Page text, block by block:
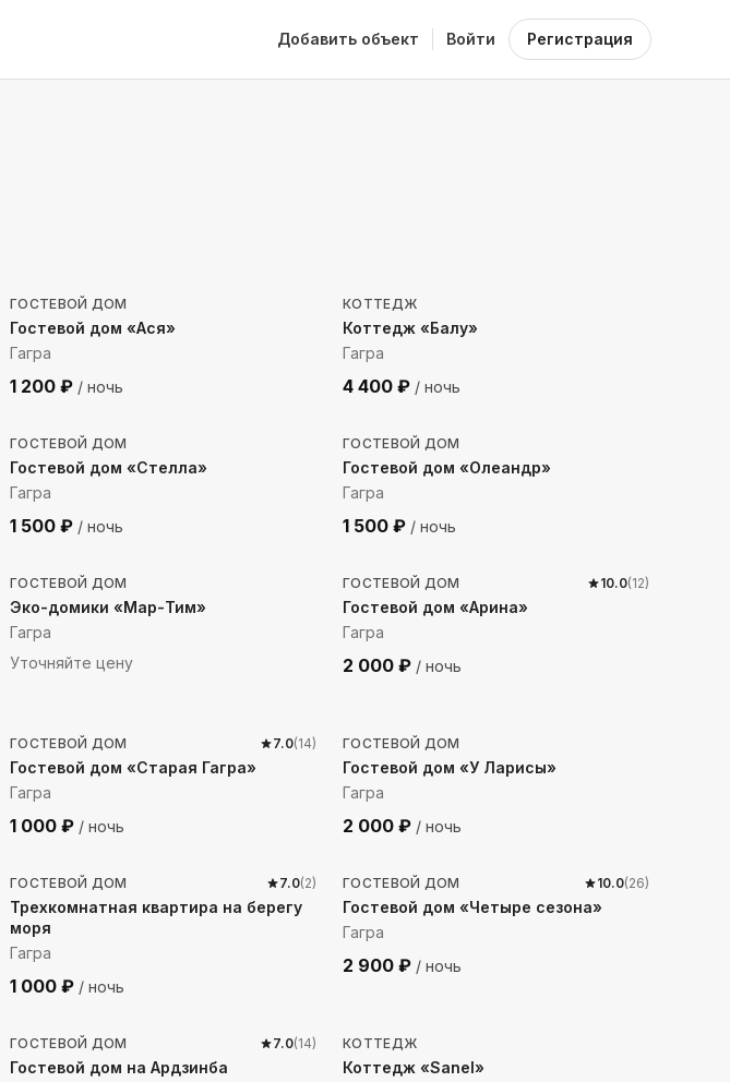
Добавить объект Войти Регистрация
ГОСТЕВОЙ ДОМ
Гостевой дом «Ася»
Гагра
1 200 ₽ / ночь
КОТТЕДЖ
Коттедж «Балу»
Гагра
4 400 ₽ / ночь
220 м до моря
ГОСТЕВОЙ ДОМ
Гостевой дом «Стелла»
Гагра
1 500 ₽ / ночь
677м до моря
ГОСТЕВОЙ ДОМ
Гостевой дом «Олеандр»
Гагра
1 500 ₽ / ночь
954 м до моря
ГОСТЕВОЙ ДОМ
Эко-домики «Мар-Тим»
Гагра
Уточняйте цену
214м до моря
ГОСТЕВОЙ ДОМ 10.0(12)
Гостевой дом «Арина»
Гагра
2 000 ₽ / ночь
ГОСТЕВОЙ ДОМ 7.0(14)
Гостевой дом «Старая Гагра»
Гагра
1 000 ₽ / ночь
ГОСТЕВОЙ ДОМ
Гостевой дом «У Ларисы»
Гагра
2 000 ₽ / ночь
458м до моря
ГОСТЕВОЙ ДОМ 7.0(2)
Трехкомнатная квартира на берегу
моря
Гагра
1 000 ₽ / ночь
1007 м до моря
ГОСТЕВОЙ ДОМ 10.0(26)
Гостевой дом «Четыре сезона»
Гагра
2 900 ₽ / ночь
416м до моря
ГОСТЕВОЙ ДОМ 7.0(14)
Гостевой дом на Ардзинба
КОТТЕДЖ
Коттедж «Sanel»